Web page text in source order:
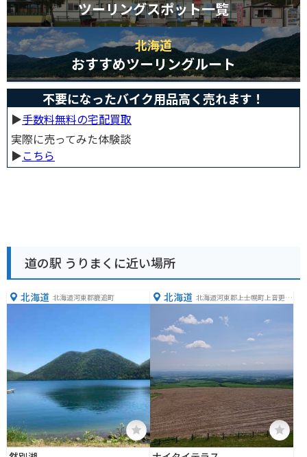
ツーリングスポット一覧
北海道
おすすめツーリングルート
不要になったバイク用品高く売れます！
▶︎手数料無料の宅配買取
実際に売ってみた体験談
▶︎こちら
道の駅 うりまくに近い場所
北海道 北海道河東郡鹿追町 北海道 北海道河東郡上士幌町上音更１